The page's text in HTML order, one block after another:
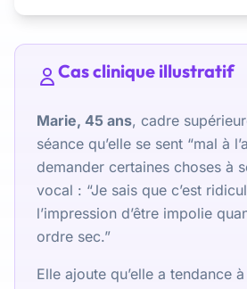
Cas clinique illustratif
Marie, 45 ans, cadre
séance qu’elle se sent “mal à
demander certaines choses à
vocal : “Je sais que c’est
l’impression d’être impolie
ordre sec.”
Elle ajoute qu’elle a tendance